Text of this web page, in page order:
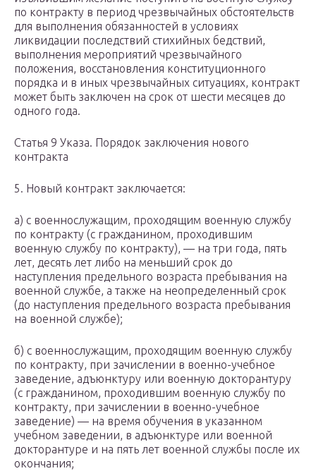
по контракту в период чрезвычайных обстоятельств
для выполнения обязанностей в условиях
ликвидации последствий стихийных бедствий,
выполнения мероприятий чрезвычайного
положения, восстановления конституционного
порядка и в иных чрезвычайных ситуациях, контракт
может быть заключен на срок от шести месяцев до
одного года.
Статья 9 Указа. Порядок заключения нового
контракта
5. Новый контракт заключается:
а) с военнослужащим, проходящим военную службу
по контракту (с гражданином, проходившим
военную службу по контракту), — на три года, пять
лет, десять лет либо на меньший срок до
наступления предельного возраста пребывания на
военной службе, а также на неопределенный срок
(до наступления предельного возраста пребывания
на военной службе);
б) с военнослужащим, проходящим военную службу
по контракту, при зачислении в военно-учебное
заведение, адъюнктуру или военную докторантуру
(с гражданином, проходившим военную службу по
контракту, при зачислении в военно-учебное
заведение) — на время обучения в указанном
учебном заведении, в адъюнктуре или военной
докторантуре и на пять лет военной службы после их
окончания;